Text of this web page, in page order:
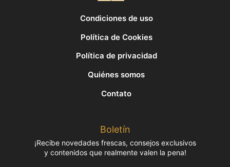
Condiciones de uso
Política de Cookies
Política de privacidad
Quiénes somos
Contato
Boletín
¡Recibe novedades frescas, consejos exclusivos
y contenidos que realmente valen la pena!